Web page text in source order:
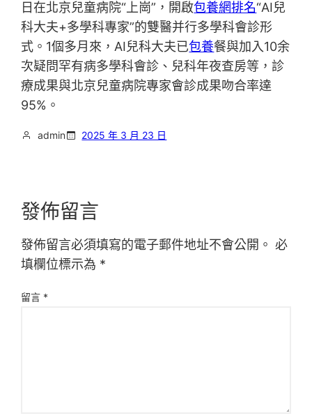
日在北京兒童病院“上崗”，開啟包養網排名“AI兒
科大夫+多學科專家”的雙醫并行多學科會診形
式。1個多月來，AI兒科大夫已包養餐與加入10余
次疑問罕有病多學科會診、兒科年夜查房等，診
療成果與北京兒童病院專家會診成果吻合率達
95%。
admin 2025 年 3 月 23 日
發佈留言
發佈留言必須填寫的電子郵件地址不會公開。 必
填欄位標示為 *
留言 *